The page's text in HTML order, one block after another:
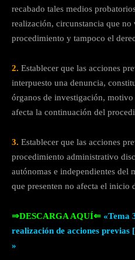
recabado tales medios
realización, circunstancia que
procedimiento y tampoco el
2. Establecer que las acciones
interpuesto una denuncia,
órganos de investigación,
afecta la continuación del
3. Establecer que las acciones
procedimiento administrativo
autónomas e independientes del
que presenten no afecta el inicio
⇒DESCARGA AQUÍ⇐ «Tema
realización de acciones previas
»